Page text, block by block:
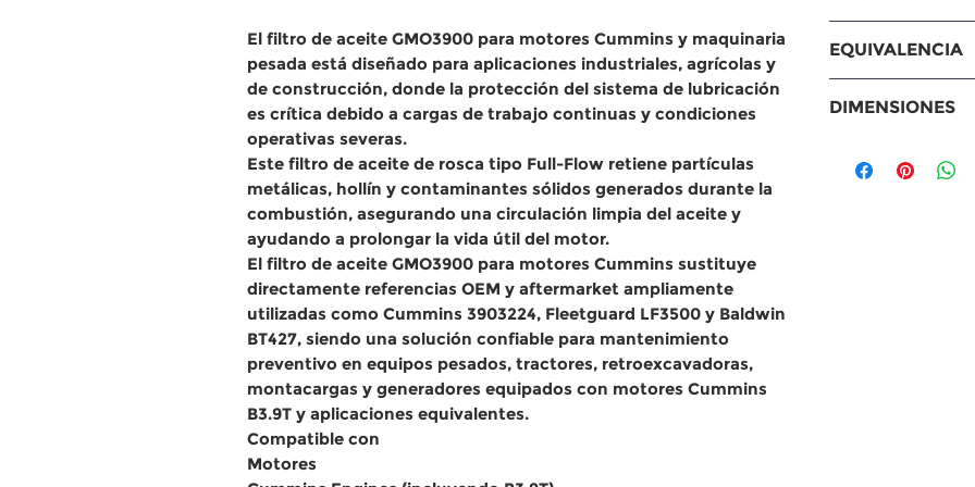
El filtro de aceite GMO3900 para motores Cummins y maquinaria
pesada está diseñado para aplicaciones industriales, agrícolas y
de construcción, donde la protección del sistema de lubricación
es crítica debido a cargas de trabajo continuas y condiciones
operativas severas.
Este filtro de aceite de rosca tipo Full-Flow retiene partículas
metálicas, hollín y contaminantes sólidos generados durante la
combustión, asegurando una circulación limpia del aceite y
ayudando a prolongar la vida útil del motor.
El filtro de aceite GMO3900 para motores Cummins sustituye
directamente referencias OEM y aftermarket ampliamente
utilizadas como Cummins 3903224, Fleetguard LF3500 y Baldwin
BT427, siendo una solución confiable para mantenimiento
preventivo en equipos pesados, tractores, retroexcavadoras,
montacargas y generadores equipados con motores Cummins
B3.9T y aplicaciones equivalentes.
Compatible con
Motores
Cummins
Equipos y
Agco
Bomag
EQUIVALENCIA
MANN: W940/
Fram: PH3900
DIMENSIONES
Altura: total: